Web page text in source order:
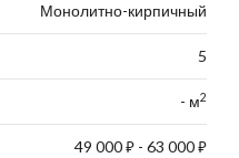
Монолитно-кирпичный
5
- м2
49 000⃏ - 63 000⃏